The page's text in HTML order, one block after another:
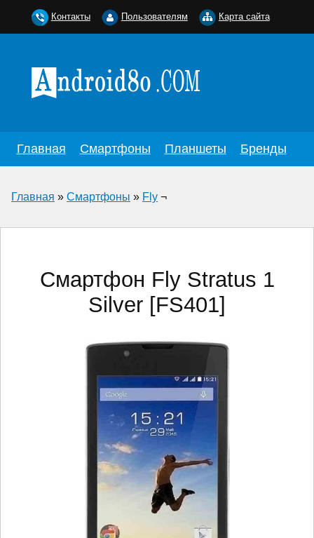
Главная Смартфоны Планшеты Бренды
Главная » Смартфоны » Fly ¬
Смартфон Fly Stratus 1
Silver [FS401]
Контакты Пользователям Карта сайта